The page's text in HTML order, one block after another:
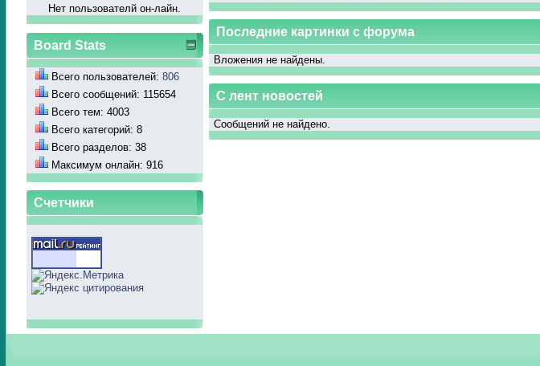
Нет пользователй он-лайн.
Board Stats
Всего пользователей:806
Всего сообщений: 115654
Всего тем: 4003
Всего категорий: 8
Всего разделов: 38
Максимум онлайн: 916
Счетчики
Последние картинки с форума
Вложения не найдены.
С лент новостей
Сообщений не найдено.